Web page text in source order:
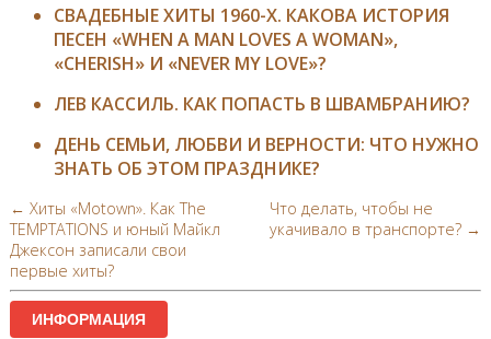
СВАДЕБНЫЕ ХИТЫ 1960-Х. КАКОВА ИСТОРИЯ
ПЕСЕН «WHEN A MAN LOVES A WOMAN»,
«CHERISH» И «NEVER MY LOVE»?
ЛЕВ КАССИЛЬ. КАК ПОПАСТЬ В ШВАМБРАНИЮ?
ДЕНЬ СЕМЬИ, ЛЮБВИ И ВЕРНОСТИ: ЧТО НУЖНО
ЗНАТЬ ОБ ЭТОМ ПРАЗДНИКЕ?
← Хиты «Motown». Как The
TEMPTATIONS и юный Майкл
Джексон записали свои
первые хиты?
Что делать, чтобы не
укачивало в транспорте? →
ИНФОРМАЦИЯ